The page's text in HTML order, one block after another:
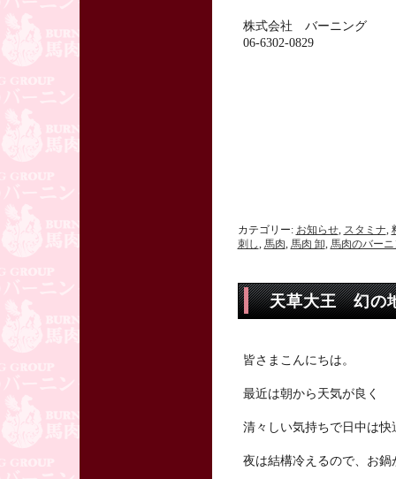
株式会社 バーニング
06-6302-0829
カテゴリー: お知らせ, スタミナ
刺し
馬肉 馬肉 卸 馬肉のバー
天草大王 幻の
皆さまこんにちは。
最近は朝から天気が良く
清々しい気持ちで日中は
夜は結構冷えるので、お